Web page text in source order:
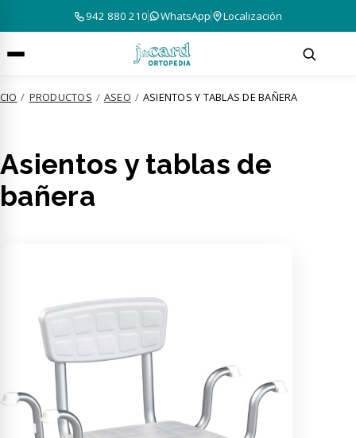
942 880 210 WhatsApp Localización
/ PRODUCTOS / ASEO / ASIENTOS Y TABLAS DE BAÑERA
Asientos y tablas de
bañera